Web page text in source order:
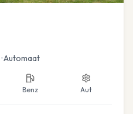
•Automaat
Benz Aut